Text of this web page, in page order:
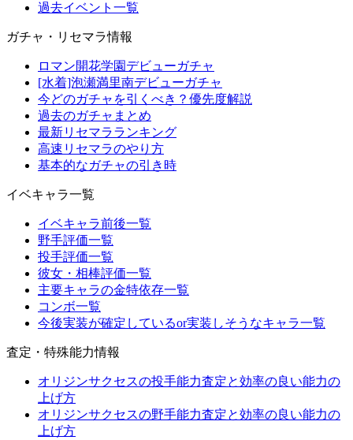
過去イベント一覧
ガチャ・リセマラ情報
ロマン開花学園デビューガチャ
[水着]泡瀬満里南デビューガチャ
今どのガチャを引くべき？優先度解説
過去のガチャまとめ
最新リセマラランキング
高速リセマラのやり方
基本的なガチャの引き時
イベキャラ一覧
イベキャラ前後一覧
野手評価一覧
投手評価一覧
彼女・相棒評価一覧
主要キャラの金特依存一覧
コンボ一覧
今後実装が確定しているor実装しそうなキャラ一覧
査定・特殊能力情報
オリジンサクセスの投手能力査定と効率の良い能力の
上げ方
オリジンサクセスの野手能力査定と効率の良い能力の
上げ方